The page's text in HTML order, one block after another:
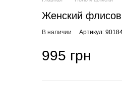
Женский
В наличии Артикул:
995 грн